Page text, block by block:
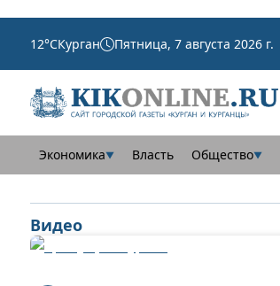
12°CКурган Пятница, 7 августа 2026 г.
Экономика▼ Власть Общество▼
Видео